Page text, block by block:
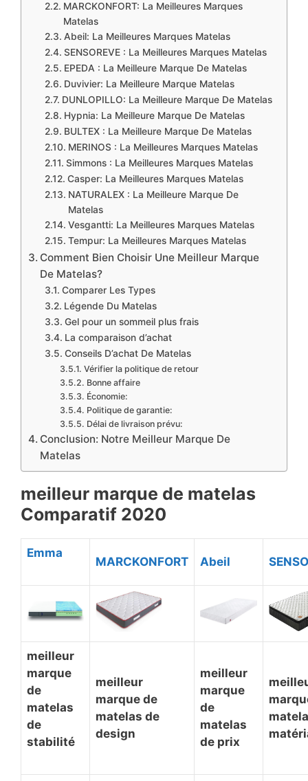
​MARCKONFORT: La Meilleures Marques
Matelas
​Abeil: La Meilleures Marques Matelas
​SENSOREVE : La Meilleures Marques Matelas
​EPEDA : La Meilleure Marque De Matelas
​Duvivier: La Meilleure Marque Matelas
​DUNLOPILLO: La Meilleure Marque De Matelas
​Hypnia: La Meilleure Marque De Matelas
​BULTEX : La Meilleure Marque De Matelas
​MERINOS : La Meilleures Marques Matelas
​Simmons : La Meilleures Marques Matelas
​Casper: La Meilleures Marques Matelas
​NATURALEX : La Meilleure Marque De
Matelas
​Vesgantti: La Meilleures Marques Matelas
​Tempur: La Meilleures Marques Matelas
Comment Bien Choisir Une Meilleur Marque
De Matelas?
Comparer Les Types
Légende Du Matelas
Gel pour un sommeil plus frais
La comparaison d’achat
Conseils D’achat De Matelas
Vérifier la politique de retour
Bonne affaire
Économie:
Politique de garantie:
Délai de livraison prévu:
Conclusion: Notre Meilleur Marque De
Matelas
meilleur marque de matelas
Comparatif 2020
Emma
MARCKONFORT Abeil
meilleur
marque
de
matelas
de
stabilité
meilleur
marque de
matelas de
design
meilleur
marque
de
matelas
de prix